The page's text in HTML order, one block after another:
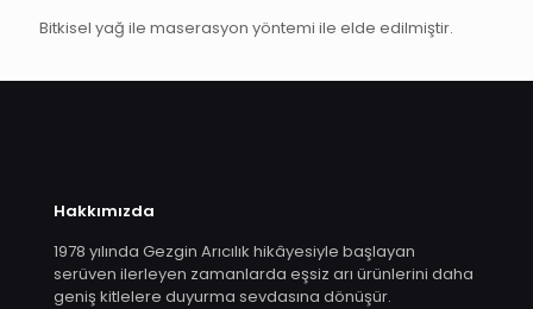
Bitkisel yağ ile maserasyon yöntemi ile elde edilmiştir.
Hakkımızda
1978 yılında Gezgin Arıcılık hikâyesiyle başlayan
serüven ilerleyen zamanlarda eşsiz arı ürünlerini daha
geniş kitlelere duyurma sevdasına dönüşür.